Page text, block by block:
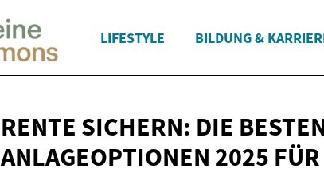
LIFESTYLE BILDUNG &
RENTE SICHERN: DIE
ANLAGEOPTIONEN 2025 FÜR